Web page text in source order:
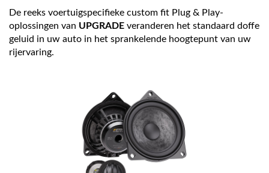
De reeks voertuigspecifieke custom fit Plug & Play-
oplossingen van UPGRADE veranderen het standaard doffe
geluid in uw auto in het sprankelende hoogtepunt van uw
rijervaring.